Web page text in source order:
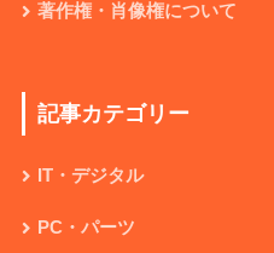
著作権・肖像権について
記事カテゴリー
IT・デジタル
PC・パーツ